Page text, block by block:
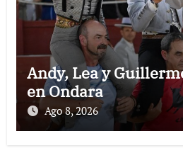
Andy, Lea y
en Ondara
Ago 8, 2026